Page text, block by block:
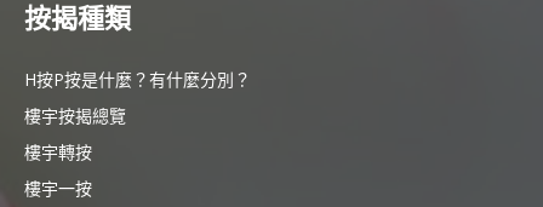
按揭種類
H按P按是什麼？有什麼分別？
樓宇按揭總覽
樓宇轉按
樓宇一按